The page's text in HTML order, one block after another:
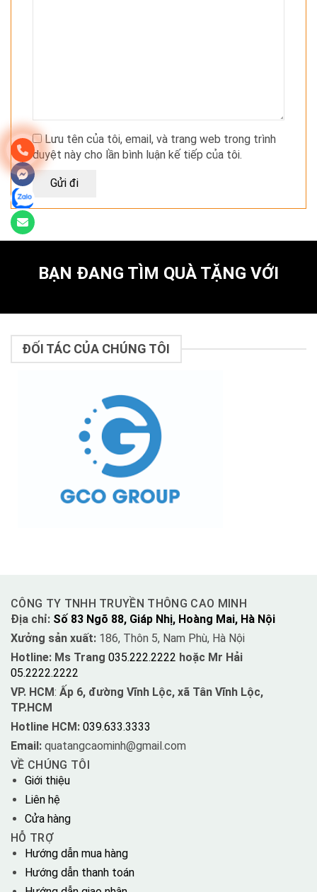
Lưu tên của tôi, email, và trang web trong trình
duyệt này cho lần bình luận kế tiếp của tôi.
BẠN ĐANG TÌM QUÀ TẶNG VỚI
ĐỐI TÁC CỦA CHÚNG TÔI
CÔNG TY TNHH TRUYỀN THÔNG CAO MINH
Địa chỉ: Số 83 Ngõ 88, Giáp Nhị, Hoàng Mai, Hà Nội
Xưởng sản xuất: 186, Thôn 5, Nam Phù, Hà Nội
Hotline: Ms Trang 035.222.2222 hoặc Mr Hải
05.2222.2222
VP. HCM: Ấp 6, đường Vĩnh Lộc, xã Tân Vĩnh Lộc,
TP.HCM
Hotline HCM: 039.633.3333
Email: quatangcaominh@gmail.com
VỀ CHÚNG TÔI
Giới thiệu
Liên hệ
Cửa hàng
HỖ TRỢ
Hướng dẫn mua hàng
Hướng dẫn thanh toán